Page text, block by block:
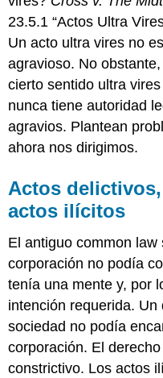
23.5.1 “Actos Ultra
Un acto ultra vires no
agravioso. No
cierto sentido ultra
nunca tiene autoridad
agravios. Plantean
ahora nos dirigimos.
Actos
actos ilícitos
El antiguo common
corporación no podía
tenía una mente y, por
intención requerida.
sociedad no podía
corporación. El
constrictivo. Los actos